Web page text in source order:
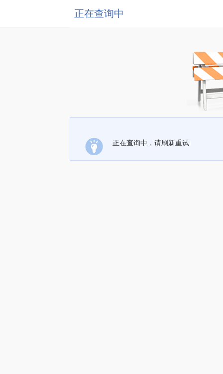
正在查询中
正在查询中，请刷新重试